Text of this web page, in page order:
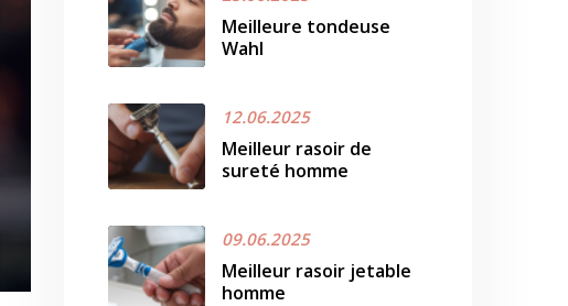
Meilleure tondeuse
Wahl
12.06.2025
Meilleur rasoir de
sureté homme
09.06.2025
Meilleur rasoir jetable
homme